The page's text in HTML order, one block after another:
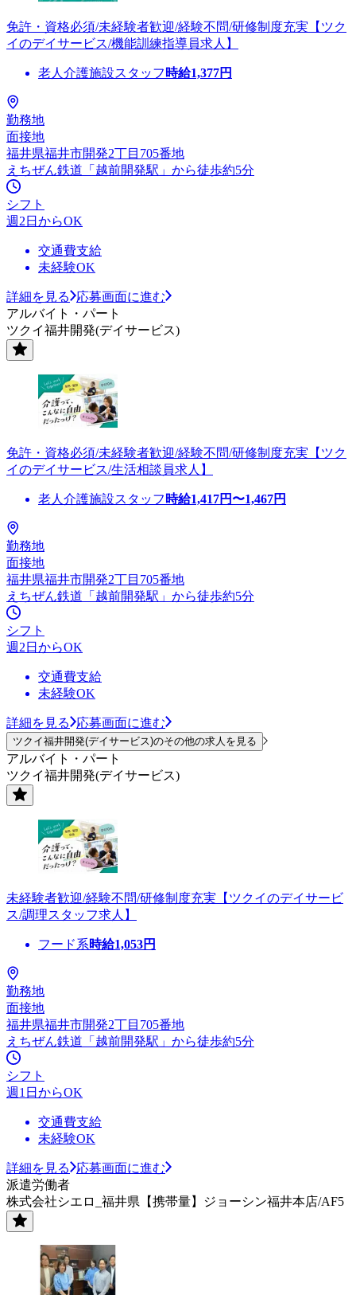
免許・資格必須/未経験者歓迎/経験不問/研修制度充実【ツク
イのデイサービス/機能訓練指導員求人】
老人介護施設スタッフ 時給1,377円
勤務地
面接地
福井県福井市開発2丁目705番地
えちぜん鉄道「越前開発駅」から徒歩約5分
シフト
週2日からOK
交通費支給
未経験OK
詳細を見る
応募画面に進む
アルバイト・パート
ツクイ福井開発(デイサービス)
免許・資格必須/未経験者歓迎/経験不問/研修制度充実【ツク
イのデイサービス/生活相談員求人】
老人介護施設スタッフ 時給1,417円〜1,467円
勤務地
面接地
福井県福井市開発2丁目705番地
えちぜん鉄道「越前開発駅」から徒歩約5分
シフト
週2日からOK
交通費支給
未経験OK
詳細を見る 応募画面に進む
ツクイ福井開発(デイサービス)のその他の求人を見る
アルバイト・パート
ツクイ福井開発(デイサービス)
未経験者歓迎/経験不問/研修制度充実【ツクイのデイサービ
ス/調理スタッフ求人】
フード系時給1,053円
勤務地
面接地
福井県福井市開発2丁目705番地
えちぜん鉄道「越前開発駅」から徒歩約5分
シフト
週1日からOK
交通費支給
未経験OK
詳細を見る
応募画面に進む
派遣労働者
株式会社シエロ_福井県【携帯量】ジョーシン福井本店/AF5